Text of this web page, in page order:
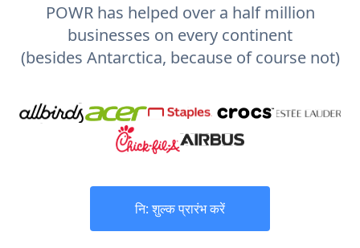
POWR has helped over a half million
businesses on every continent
(besides Antarctica, because of course not)
नि: शुल्क प्रारंभ करें